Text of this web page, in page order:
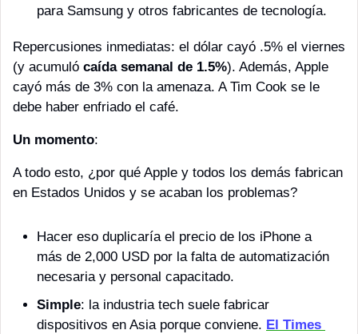
para Samsung y otros fabricantes de tecnología.
Repercusiones inmediatas: el dólar cayó .5% el viernes
(y acumuló caída semanal de 1.5%). Además, Apple
cayó más de 3% con la amenaza. A Tim Cook se le
debe haber enfriado el café.
Un momento:
A todo esto, ¿por qué Apple y todos los demás fabrican
en Estados Unidos y se acaban los problemas?
Hacer eso duplicaría el precio de los iPhone a
más de 2,000 USD por la falta de automatización
necesaria y personal capacitado.
Simple: la industria tech suele fabricar
dispositivos en Asia porque conviene. El Times